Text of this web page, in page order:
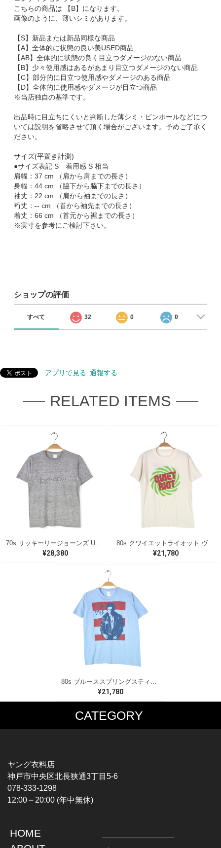
こちらの商品は 【B】になります。
画像のように、薄いシミがあります。
【S】新品または新品同様な商品
【A】全体的に状態の良い美USED商品
【AB】全体的に状態の良く目立つダメージのない商品
【B】少々使用感はあるがあまり目立つダメージのない商品
【C】部分的に目立つ使用感やダメージのある商品
【D】全体的に使用感やダメージが目立つ商品
※当店独自の基準です。
出品時に目立ちにくいと判断した薄シミ・ピンホールなどにつ
いては説明を省略させて頂く場合がございます。予めご了承く
ださい。
サイズ(平置き計測)
●サイズ表記 S 着用感 S 相当
肩幅：37 cm （肩から肩までの長さ）
身幅：44 cm （脇下から脇下までの長さ）
袖丈：22 cm （肩から袖までの長さ）
裄丈：-- cm （首から袖先までの長さ）
着丈：66 cm （首元から裾までの長さ）
※実寸を参考にご検討下さい。
ショップの評価
すべて 32 0 0
アプリで見る 通報する
RELATED ITEMS
¥28,380
80s クワイエットライオット ヴィンテージTシャツ ロックTシャツ バンドロゴ ホワイト QUIET RIOT メンズM相当 古着 @AAB1362
¥21,780
80s ブルーススプリングスティーン USA製 ヴィンテージTシャツ ロックTシャツ BORN IN THE USA BRUCE SPRINGSTEEN メンズM 古着 @AAA1523
¥21,780
CATEGORY
MUSIC TEE
HARDCORE / PUNK
PROGLESSIVE ROCK
POPS
SOUL / R&B
T-SHIRTS
CHAMPION
TOPS JACKET
ヤング衣料店
神戸市中央区北長狭通3丁目5-6
078-333-1298
12:00～20:00 (年中無休)
HOME